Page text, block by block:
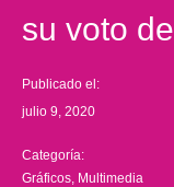
su voto
Publicado el:
julio 9, 2020
Categoría:
Gráficos Multimedia